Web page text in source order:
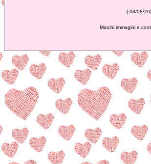
[ 08/08/
Marchi immagini e